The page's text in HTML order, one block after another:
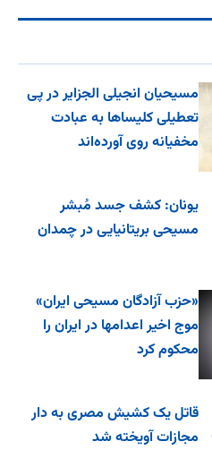
مسیحیان انجیلی الجزایر در پی
تعطیلی کلیساها به عبادت
مخفیانه روی آورده‌اند
یونان: کشف جسد مُبشر
مسیحی بریتانیایی در چمدان
«حزب آزادگان مسیحی ایران»
موج اخیر اعدامها در ایران را
محکوم کرد
قاتل یک کشیش مصری به دار
مجازات آویخته شد